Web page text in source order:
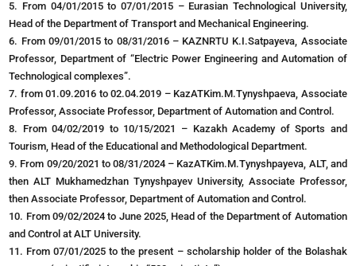
5. From 04/01/2015 to 07/01/2015 – Eurasian Technological University,
Head of the Department of Transport and Mechanical Engineering.
6. From 09/01/2015 to 08/31/2016 – KAZNRTU K.I.Satpayeva, Associate
Professor, Department of “Electric Power Engineering and Automation of
Technological complexes”.
7. from 01.09.2016 to 02.04.2019 – KazATKim.M.Tynyshpaeva, Associate
Professor, Associate Professor, Department of Automation and Control.
8. From 04/02/2019 to 10/15/2021 – Kazakh Academy of Sports and
Tourism, Head of the Educational and Methodological Department.
9. From 09/20/2021 to 08/31/2024 – KazATKim.M.Tynyshpayeva, ALT, and
then ALT Mukhamedzhan Tynyshpayev University, Associate Professor,
then Associate Professor, Department of Automation and Control.
10. From 09/02/2024 to June 2025, Head of the Department of Automation
and Control at ALT University.
11. From 07/01/2025 to the present – scholarship holder of the Bolashak